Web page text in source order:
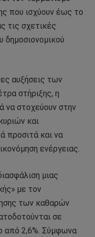
που ισχύουν έως το
τις σχετικές
δημοσιονομικού
αυξήσεις των
στήριξης, η
να στοχεύουν στην
και
προσιτά και να
ενέργειας.
μιας
με τον
των καθαρών
σε
από 2,6%. Σύμφωνα